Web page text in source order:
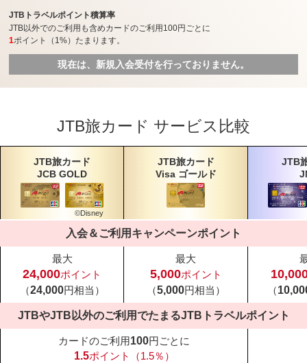
JTBトラベルポイント積算率
JTB以外でのご利用も含めカードのご利用100円ごとに
1ポイント（1%）たまります。
現在は、新規入会受付を行っておりません。
JTB旅カード サービス比較
最大
24,000ポイント
（24,000円相当）
最大
5,000ポイント
（5,000円相当） （
カードのご利用100円ごとに
1.5ポイント（1.5％）
JTB旅カード
JCB GOLD
©Disney
JTB旅カード
Visa ゴールド
JTB
入会＆ご利用キャンペーンポイント
JTBやJTB以外のご利用でたまるJTBトラベルポイント